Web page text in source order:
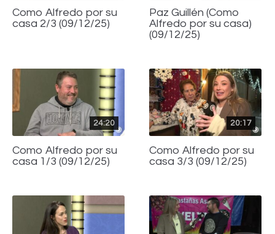
Como Alfredo por su
casa 2/3 (09/12/25)
Paz Guillén (Como
Alfredo por su casa)
(09/12/25)
24:20
Como Alfredo por su
casa 1/3 (09/12/25)
20:17
Como Alfredo por su
casa 3/3 (09/12/25)